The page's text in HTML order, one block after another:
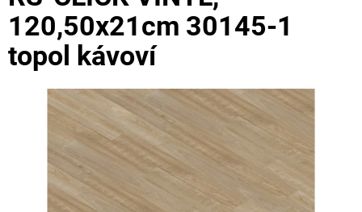
120,50x21cm 30145-1
topol kávoví